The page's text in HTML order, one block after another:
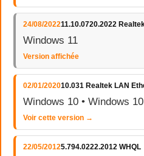
24/08/202211.10.0720.2022
Windows 11
Version affichée
02/01/202010.031 Realtek LAN
Windows 10 • Windows
Voir cette version →
22/05/20125.794.0222.2012 WHQL